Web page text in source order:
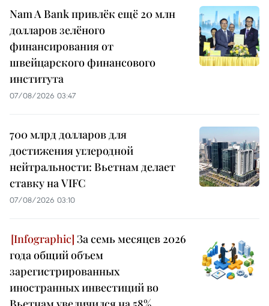
Nam A Bank привлёк ещё 20 млн
долларов зелёного
финансирования от
швейцарского финансового
института
07/08/2026 03:47
700 млрд долларов для
достижения углеродной
нейтральности: Вьетнам делает
ставку на VIFC
07/08/2026 03:10
За семь месяцев 2026
года общий объем
зарегистрированных
иностранных инвестиций во